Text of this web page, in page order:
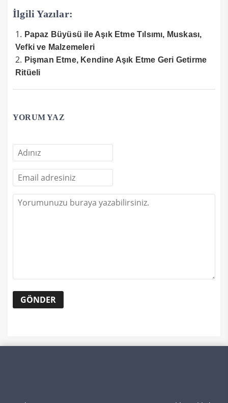
İlgili Yazılar:
Papaz Büyüsü ile Aşık Etme Tılsımı, Muskası,
Vefki ve Malzemeleri
Pişman Etme, Kendine Aşık Etme Geri Getirme
Ritüeli
YORUM YAZ